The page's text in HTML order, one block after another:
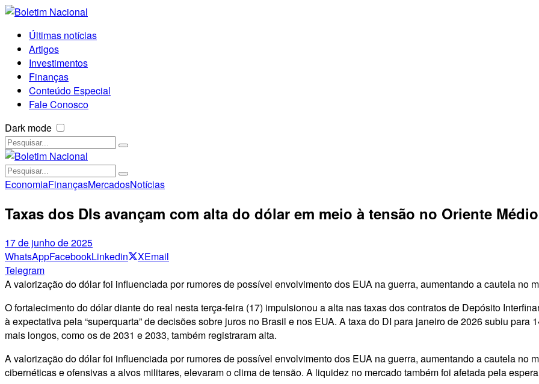
Últimas notícias
Artigos
Investimentos
Finanças
Conteúdo Especial
Fale Conosco
Dark mode
EconomiaFinançasMercadosNotícias
Taxas dos DIs avançam com alta do dólar em meio à tensão no Oriente Médio
17 de junho de 2025
WhatsAppFacebookLinkedin XEmail
Telegram
A valorização do dólar foi influenciada por rumores de possível envolvimento dos EUA na guerra, aumentando a cautela no
O fortalecimento do dólar diante do real nesta terça-feira (17) impulsionou a alta nas taxas dos contratos de Depósito
à expectativa pela “superquarta” de decisões sobre juros no Brasil e nos EUA. A taxa do DI para janeiro de 2026 subiu para
mais longos, como os de 2031 e 2033, também registraram alta.
A valorização do dólar foi influenciada por rumores de possível envolvimento dos EUA na guerra, aumentando a cautela no
cibernéticas e ofensivas a alvos militares, elevaram o clima de tensão. A liquidez no mercado também foi afetada pela